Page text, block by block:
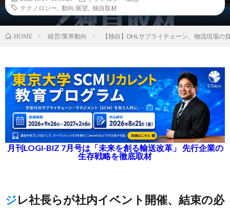
テクノロジー
動向/展望 独自取材
HOME 経営/業界動向 【独自】DHLサプライチェーン、物流現場
月刊LOGI-BIZ 7月号は「未来を創る輸送改革」 先行企業の
生存戦略を徹底取材
ジレ社長らが社内イベント開催、結束の必